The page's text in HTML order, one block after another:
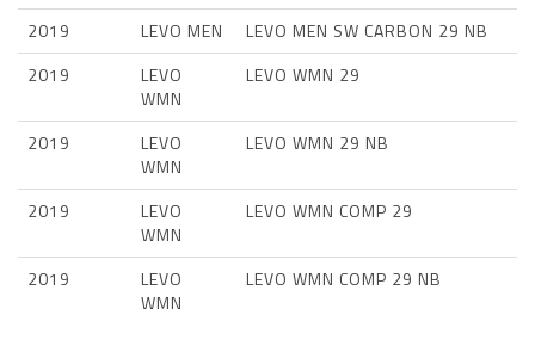
2019
LEVO MEN
LEVO MEN SW CARBON 29 NB
2019
LEVO
WMN
LEVO WMN 29
2019
LEVO
WMN
LEVO WMN 29 NB
2019
LEVO
WMN
LEVO WMN COMP 29
2019
LEVO
WMN
LEVO WMN COMP 29 NB